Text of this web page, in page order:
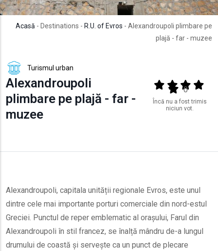
Acasă - Destinations - R.U. of Evros - Alexandroupoli plimbare pe
plajă - far - muzee
Turismul urban
Alexandroupoli
plimbare pe plajă - far -
muzee
Output format
(star)(star)(star)
(star)
0
Încă nu a fost trimis
niciun vot.
Alexandroupoli, capitala unității regionale Evros, este unul
dintre cele mai importante porturi comerciale din nord-estul
Greciei. Punctul de reper emblematic al orașului, Farul din
Alexandroupoli în stil francez, se înalță mândru de-a lungul
drumului de coastă și servește ca un punct de plecare